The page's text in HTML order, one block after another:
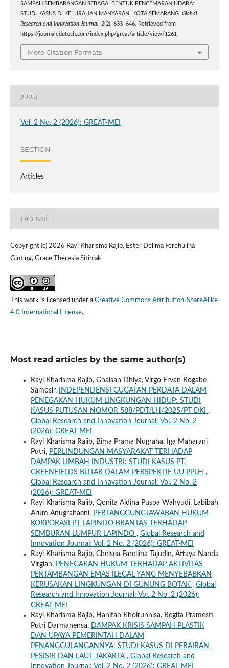
SAMPAH SEMBARANGAN SEBAGAI BENTUK PENCEMARAN UDARA:
STUDI KASUS DI KELURAHAN MANYARAN, KOTA SEMARANG. Global
Research and Innovation Journal, 2(2), 633–646. Retrieved from
https://journaledutech.com/index.php/great/article/view/1261
More Citation Formats
ISSUE
Vol. 2 No. 2 (2026): GREAT-MEI
SECTION
Articles
LICENSE
Copyright (c) 2026 Rayi Kharisma Rajib, Ester Delima Ferehulina
Ginting, Grace Theresia Sitinjak
This work is licensed under a Creative Commons Attribution-ShareAlike
4.0 International License.
Most read articles by the same author(s)
Rayi Kharisma Rajib, Ghaisan Dhiya, Virgo Ervan Rogabe
Samosir,
INDEPENDENSI GUGATAN PERDATA DALAM
PENEGAKAN HUKUM LINGKUNGAN HIDUP: STUDI
KASUS PUTUSAN NOMOR 588/PDT/LH/2025/PT DKI ,
Global Research and Innovation Journal: Vol. 2 No. 2
(2026): GREAT-MEI
Rayi Kharisma Rajib, Bima Prama Nugraha, Iga Maharani
Putri, PERLINDUNGAN MASYARAKAT TERHADAP
DAMPAK LIMBAH INDUSTRI: STUDI KASUS PT.
GREENFIELDS BLITAR DALAM PERSPEKTIF UU PPLH ,
Global Research and Innovation Journal: Vol. 2 No. 2
(2026): GREAT-MEI
Rayi Kharisma Rajib, Qonita Aidina Puspa Wahyudi, Labibah
Arum Anugrahaeni, PERTANGGUNGJAWABAN HUKUM
KORPORASI PT LAPINDO BRANTAS TERHADAP
SEMBURAN LUMPUR LAPINDO , Global Research and
Innovation Journal: Vol. 2 No. 2 (2026): GREAT-MEI
Rayi Kharisma Rajib, Chelsea Farellina Tajudin, Attaya Nanda
Virgian, PENEGAKAN HUKUM TERHADAP AKTIVITAS
PERTAMBANGAN EMAS ILEGAL YANG MENYEBABKAN
KERUSAKAN LINGKUNGAN DI GUNUNG BOTAK , Global
Research and Innovation Journal: Vol. 2 No. 2 (2026):
GREAT-MEI
Rayi Kharisma Rajib, Hanifah Khoirunnisa, Regita Pramesti
Putri Darmanensa,
DAMPAK KRISIS SAMPAH PLASTIK
DAN UPAYA PEMERINTAH DALAM
PENANGGULANGANNYA: STUDI KASUS DI PERAIRAN
PESISIR DAN LAUT JAKARTA , Global Research and
Innovation Journal: Vol. 2 No. 2 (2026): GREAT-MEI